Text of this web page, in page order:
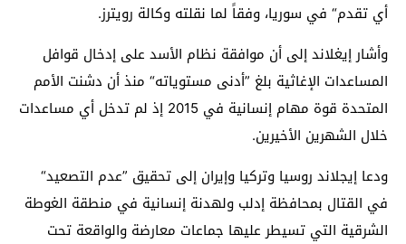
أي تقدم“ في سوريا، وفقاً لما نقلته وكالة رويترز.
وأشار إيغلاند إلى أن موافقة نظام الأسد على إدخال قوافل
المساعدات الإغاثية بلغ ”أدنى مستوياته“ منذ أن دشنت الأمم
المتحدة قوة مهام إنسانية في 2015 إذ لم تدخل أي مساعدات
خلال الشهرين الأخيرين.
ودعا إيجلاند روسيا وتركيا وإيران إلى تحقيق ”عدم التصعيد“
في القتال بمحافظة إدلب ولهدنة إنسانية في منطقة الغوطة
الشرقية التي تسيطر عليها جماعات معارضة والواقعة تحت